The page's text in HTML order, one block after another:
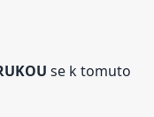
se k tomuto